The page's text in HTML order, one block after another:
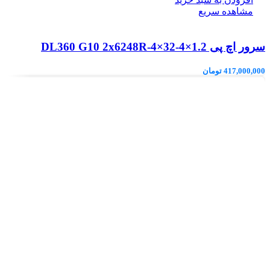
مشاهده سریع
سرور اچ پی DL360 G10 2x6248R-4×32-4×1.2
417,000,000 تومان